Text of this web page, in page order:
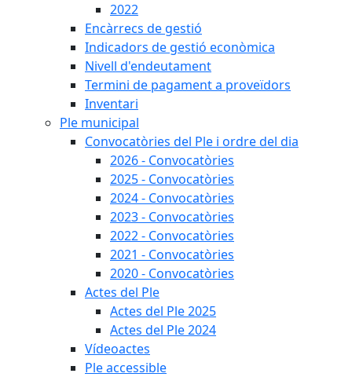
2022
Encàrrecs de gestió
Indicadors de gestió econòmica
Nivell d'endeutament
Termini de pagament a proveïdors
Inventari
Ple municipal
Convocatòries del Ple i ordre del dia
2026 - Convocatòries
2025 - Convocatòries
2024 - Convocatòries
2023 - Convocatòries
2022 - Convocatòries
2021 - Convocatòries
2020 - Convocatòries
Actes del Ple
Actes del Ple 2025
Actes del Ple 2024
Vídeoactes
Ple accessible